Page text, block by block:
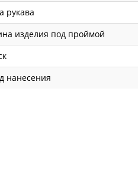
рукава
изделия под проймой
нанесения